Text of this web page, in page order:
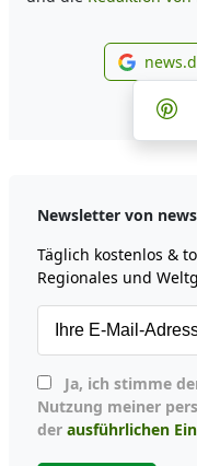
Newsletter von
Täglich kostenlos &
Regionales und
Nutzung meiner
der ausführlichen